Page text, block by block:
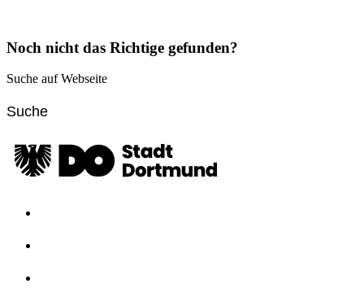
Noch nicht das Richtige gefunden?
Suche auf Webseite